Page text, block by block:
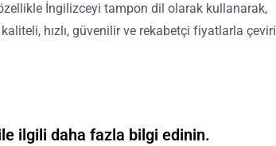
İngilizceyi tampon dil olarak kullanarak,
hızlı, güvenilir ve rekabetçi fiyatlarla çeviri
ilgili daha fazla bilgi edinin.